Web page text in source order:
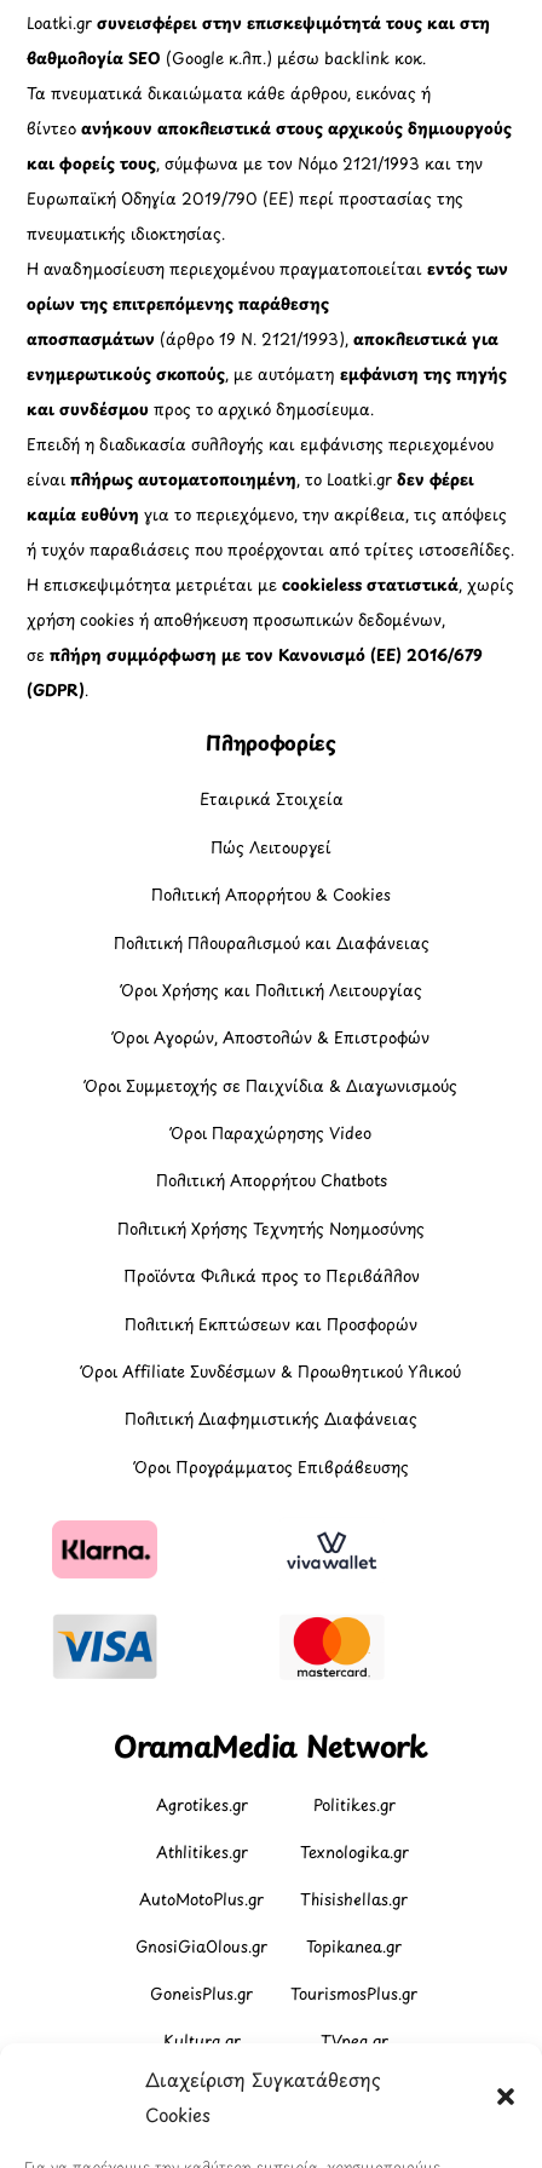
Διαχείριση Συγκατάθεσης
Cookies
Loatki.gr συνεισφέρει στην επισκεψιμότητά τους και στη
βαθμολογία SEO (Google κ.λπ.) μέσω backlink κοκ.
Τα πνευματικά δικαιώματα κάθε άρθρου, εικόνας ή
βίντεοανήκουν αποκλειστικά στους αρχικούς δημιουργούς
και φορείς τους, σύμφωνα με τον Νόμο 2121/1993 και την
Ευρωπαϊκή Οδηγία 2019/790 (ΕΕ) περί προστασίας της
πνευματικής ιδιοκτησίας.
Η αναδημοσίευση περιεχομένου πραγματοποιείταιεντός των
ορίων της επιτρεπόμενης παράθεσης
αποσπασμάτων (άρθρο 19 Ν. 2121/1993), αποκλειστικά για
ενημερωτικούς σκοπούς, με αυτόματηεμφάνιση της πηγής
και συνδέσμου προς το αρχικό δημοσίευμα.
Επειδή η διαδικασία συλλογής και εμφάνισης περιεχομένου
είναιπλήρως αυτοματοποιημένη, το Loatki.grδεν φέρει
καμία ευθύνη για το περιεχόμενο, την ακρίβεια, τις απόψεις
ή τυχόν παραβιάσεις που προέρχονται από τρίτες ιστοσελίδες.
Η επισκεψιμότητα μετριέται μεcookieless στατιστικά, χωρίς
χρήση cookies ή αποθήκευση προσωπικών δεδομένων,
σεπλήρη συμμόρφωση με τον Κανονισμό (ΕΕ) 2016/679
(GDPR).
Πληροφορίες
Εταιρικά Στοιχεία
Πώς Λειτουργεί
Πολιτική Απορρήτου & Cookies
Πολιτική Πλουραλισμού και Διαφάνειας
Όροι Χρήσης και Πολιτική Λειτουργίας
Όροι Αγορών, Αποστολών & Επιστροφών
Όροι Συμμετοχής σε Παιχνίδια & Διαγωνισμούς
Όροι Παραχώρησης Video
Πολιτική Απορρήτου Chatbots
Πολιτική Χρήσης Τεχνητής Νοημοσύνης
Προϊόντα Φιλικά προς το Περιβάλλον
Πολιτική Εκπτώσεων και Προσφορών
Όροι Affiliate Συνδέσμων & Προωθητικού Υλικού
Πολιτική Διαφημιστικής Διαφάνειας
Όροι Προγράμματος Επιβράβευσης
OramaMedia Network
Agrotikes.gr Politikes.gr
Athlitikes.gr Texnologika.gr
AutoMotoPlus.gr Thisishellas.gr
GnosiGiaOlous.gr Topikanea.gr
GoneisPlus.gr TourismosPlus.gr
Kultura.gr TVnea.gr
Loatki.gr Upnow.gr